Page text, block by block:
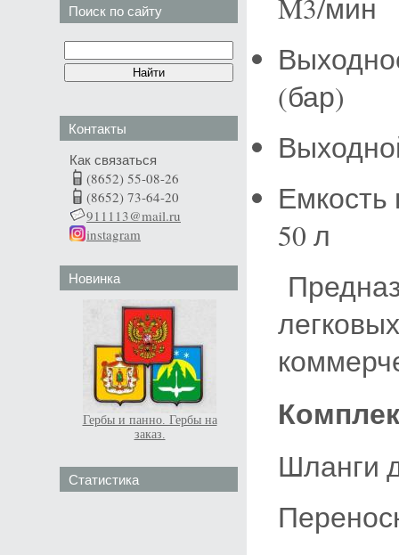
Поиск по сайту
Контакты
Как связаться
(8652) 55-08-26
(8652) 73-64-20
911113@mail.ru
instagram
Новинка
Гербы и панно. Гербы на
заказ.
Статистика
M3/мин
(бар)
Емкость
50 л
Шланги